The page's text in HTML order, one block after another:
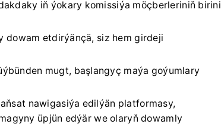
iň ýokary komissiýa möçberleriniň birini
dowam etdirýänçä, siz hem girdeji
mugt, başlangyç maýa goýumlary
nawigasiýa edilýän platformasy,
üpjün edýär we olaryň dowamly